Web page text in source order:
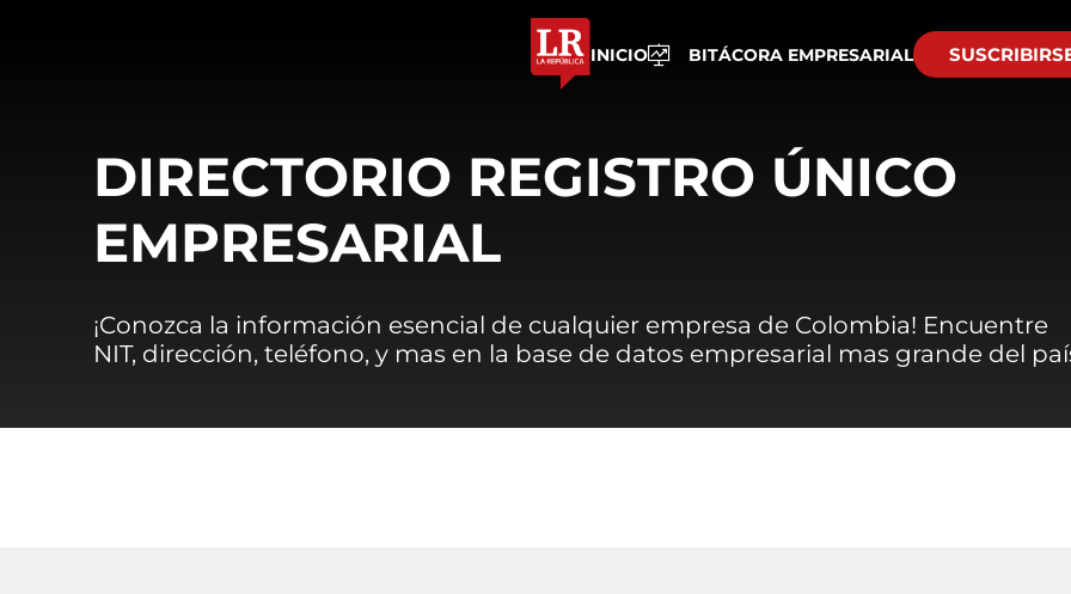
INICIO BITÁCORA EMPRESARIAL
DIRECTORIO REGISTRO ÚNICO
EMPRESARIAL
¡Conozca la información esencial de cualquier empresa de Colombia! Encuentre
NIT, dirección, teléfono, y mas en la base de datos empresarial mas grande del